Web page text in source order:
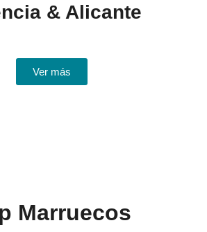
& Alicante
Ver más
Marruecos